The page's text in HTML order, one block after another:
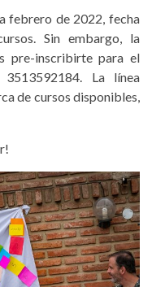
febrero de 2022, fecha
Sin embargo, la
pre-inscribirte para el
La línea
de cursos disponibles,